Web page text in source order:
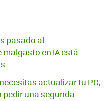
pasado al
en IA está
actualizar tu PC,
pedir una segunda